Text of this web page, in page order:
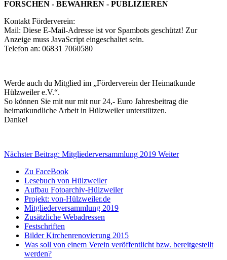
FORSCHEN - BEWAHREN - PUBLIZIEREN
Kontakt Förderverein:
Mail: Diese E-Mail-Adresse ist vor Spambots geschützt! Zur
Anzeige muss JavaScript eingeschaltet sein.
Telefon an: 06831 7060580
Werde auch du Mitglied im „Förderverein der Heimatkunde
Hülzweiler e.V.“.
So können Sie mit nur mit nur 24,- Euro Jahresbeitrag die
heimatkundliche Arbeit in Hülzweiler unterstützen.
Danke!
Nächster Beitrag: Mitgliederversammlung 2019 Weiter
Zu FaceBook
Lesebuch von Hülzweiler
Aufbau Fotoarchiv-Hülzweiler
Projekt: von-Hülzweiler.de
Mitgliederversammlung 2019
Zusätzliche Webadressen
Festschriften
Bilder Kirchenrenovierung 2015
Was soll von einem Verein veröffentlicht bzw. bereitgestellt
werden?